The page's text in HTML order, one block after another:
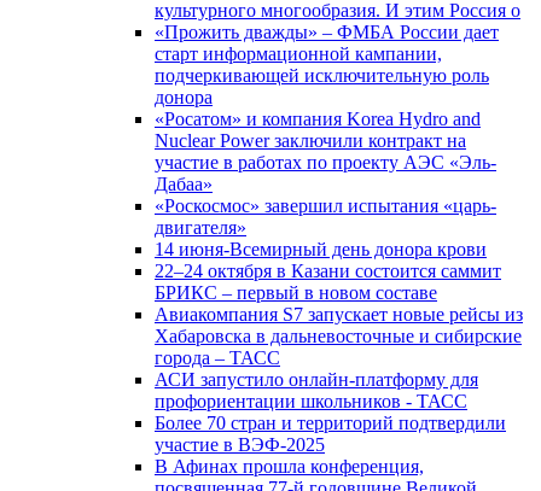
культурного многообразия. И этим Россия о
«Прожить дважды» – ФМБА России дает
старт информационной кампании,
подчеркивающей исключительную роль
донора
«Росатом» и компания Korea Hydro and
Nuclear Power заключили контракт на
участие в работах по проекту АЭС «Эль-
Дабаа»
«Роскосмос» завершил испытания «царь-
двигателя»
14 июня-Всемирный день донора крови
22–24 октября в Казани состоится саммит
БРИКС – первый в новом составе
Авиакомпания S7 запускает новые рейсы из
Хабаровска в дальневосточные и сибирские
города – ТАСС
АСИ запустило онлайн-платформу для
профориентации школьников - ТАСС
Более 70 стран и территорий подтвердили
участие в ВЭФ-2025
В Афинах прошла конференция,